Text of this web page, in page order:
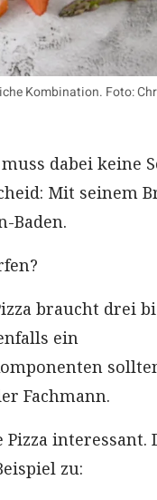
Kombination. Foto:
dabei keine
Mit seinem
Baden.
braucht drei
ein
Fachmann.
interessant.
zu: